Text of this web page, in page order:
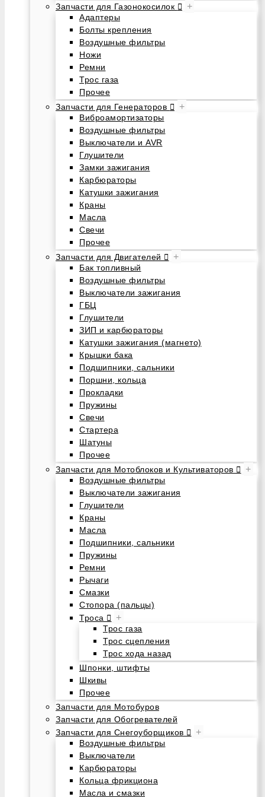
Запчасти для Газонокосилок
+
Адаптеры
Болты крепления
Воздушные фильтры
Ножи
Ремни
Трос газа
Прочее
Запчасти для Генераторов
+
Виброамортизаторы
Воздушные фильтры
Выключатели и AVR
Глушители
Замки зажигания
Карбюраторы
Катушки зажигания
Краны
Масла
Свечи
Прочее
Запчасти для Двигателей
+
Бак топливный
Воздушные фильтры
Выключатели зажигания
ГБЦ
Глушители
ЗИП и карбюраторы
Катушки зажигания (магнето)
Крышки бака
Подшипники, сальники
Поршни, кольца
Прокладки
Пружины
Свечи
Стартера
Шатуны
Прочее
Запчасти для Мотоблоков и Культиваторов
+
Воздушные фильтры
Выключатели зажигания
Глушители
Краны
Масла
Подшипники, сальники
Пружины
Ремни
Рычаги
Смазки
Стопора (пальцы)
Троса
+
Трос газа
Трос сцепления
Трос хода назад
Шпонки, штифты
Шкивы
Прочее
Запчасти для Мотобуров
Запчасти для Обогревателей
Запчасти для Снегоуборщиков
+
Воздушные фильтры
Выключатели
Карбюраторы
Кольца фрикциона
Масла и смазки